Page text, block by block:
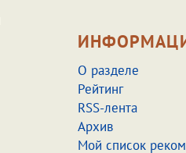
О разделе
Рейтинг
RSS-лента
Архив
Мой список